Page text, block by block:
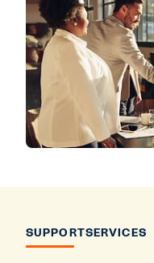
SUPPORTSERVICES